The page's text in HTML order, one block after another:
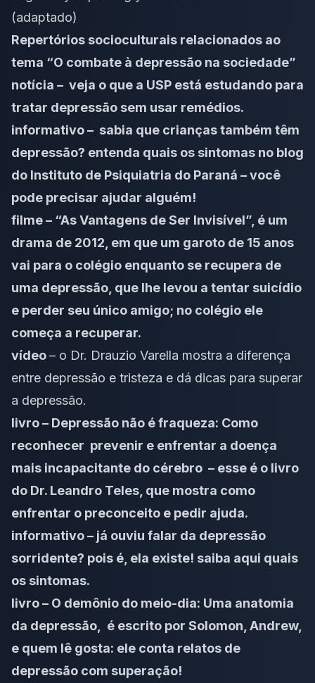
(adaptado)
Repertórios socioculturais relacionados ao
tema “O combate à depressão na sociedade”
notícia – veja o que a USP está estudando para
tratar depressão sem usar remédios.
informativo – sabia que crianças também têm
depressão? entenda quais os sintomas no blog
do Instituto de Psiquiatria do Paraná – você
pode precisar ajudar alguém!
filme – “As Vantagens de Ser Invisível”, é um
drama de 2012, em que um garoto de 15 anos
vai para o colégio enquanto se recupera de
uma depressão, que lhe levou a tentar suicídio
e perder seu único amigo; no colégio ele
começa a recuperar.
vídeo– o Dr. Drauzio Varella mostra a diferença
entre depressão e tristeza e dá dicas para superar
a depressão.
livro – Depressão não é fraqueza: Como
reconhecer prevenir e enfrentar a doença
mais incapacitante do cérebro – esse é o livro
do Dr. Leandro Teles, que mostra como
enfrentar o preconceito e pedir ajuda.
informativo – já ouviu falar da depressão
sorridente? pois é, ela existe! saiba aqui quais
os sintomas.
livro – O demônio do meio-dia: Uma anatomia
da depressão, é escrito por Solomon, Andrew,
e quem lê gosta: ele conta relatos de
depressão com superação!